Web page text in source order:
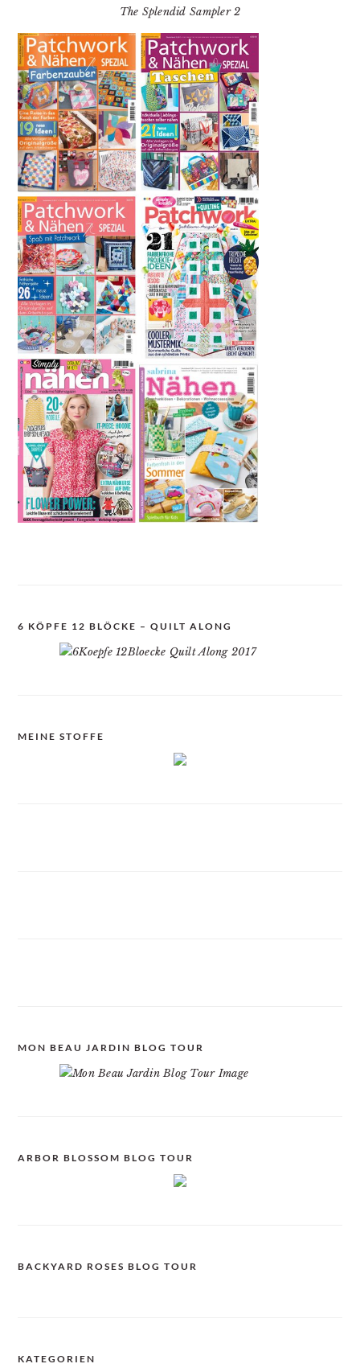
The Splendid Sampler 2
6 KÖPFE 12 BLÖCKE – QUILT ALONG
MEINE STOFFE
MON BEAU JARDIN BLOG TOUR
ARBOR BLOSSOM BLOG TOUR
BACKYARD ROSES BLOG TOUR
KATEGORIEN